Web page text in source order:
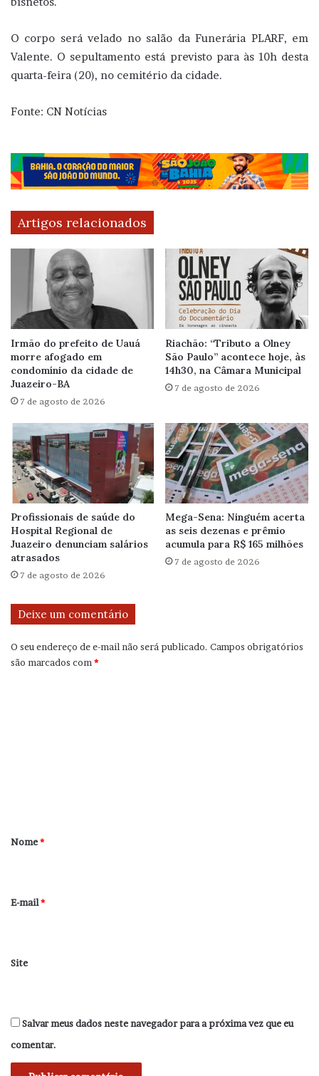
O corpo será velado no salão da Funerária PLARF, em
Valente. O sepultamento está previsto para às 10h desta
quarta-feira (20), no cemitério da cidade.
Fonte: CN Notícias
Artigos relacionados
Irmão do prefeito de Uauá
morre afogado em
condomínio da cidade de
Juazeiro-BA
7 de agosto de 2026
Riachão: “Tributo a Olney
São Paulo” acontece hoje, às
14h30, na Câmara Municipal
7 de agosto de 2026
Profissionais de saúde do
Hospital Regional de
Juazeiro denunciam salários
atrasados
7 de agosto de 2026
Mega-Sena: Ninguém acerta
as seis dezenas e prêmio
acumula para R$ 165 milhões
7 de agosto de 2026
Deixe um comentário
O seu endereço de e-mail não será publicado. Campos obrigatórios
são marcados com*
r
*
Nome*
E-mail*
Site
Salvar meus dados neste navegador para a próxima vez que eu
comentar.